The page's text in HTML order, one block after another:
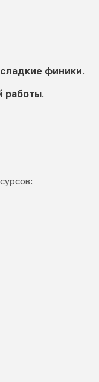
сладкие финики.
работы.